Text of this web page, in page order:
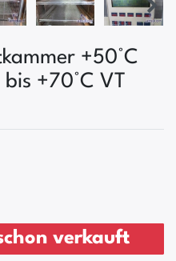
+50°C
+70°C VT
verkauft